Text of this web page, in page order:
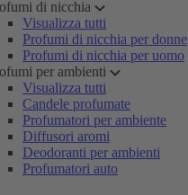
di nicchia
Visualizza tutti
Profumi di nicchia per donne
Profumi di nicchia per uomo
per ambienti
Visualizza tutti
Candele profumate
Profumatori per ambiente
Diffusori aromi
Deodoranti per ambienti
Profumatori auto